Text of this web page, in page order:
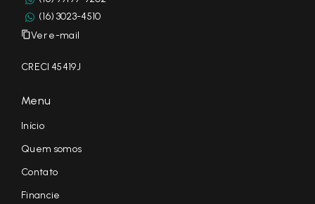
(16) 3023-4510
Ver e-mail
CRECI 45419J
Menu
Início
Quem somos
Contato
Financie